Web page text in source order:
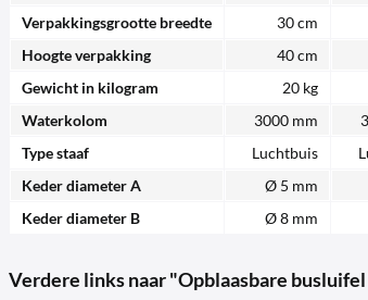
Verpakkingsgrootte breedte
30 cm
Hoogte verpakking
40 cm
Gewicht in kilogram
20 kg
Waterkolom
3000 mm
Type staaf
Luchtbuis
Keder diameter A
Ø 5 mm
Keder diameter B
Ø 8 mm
Verdere links naar "Opblaasbare